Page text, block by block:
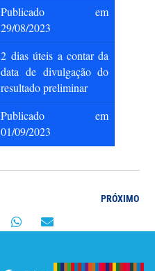
Publicado em
29/08/2023
2 dias úteis a contar da
data de divulgação do
resultado preliminar
Publicado em
01/09/2023
PRÓXIMO